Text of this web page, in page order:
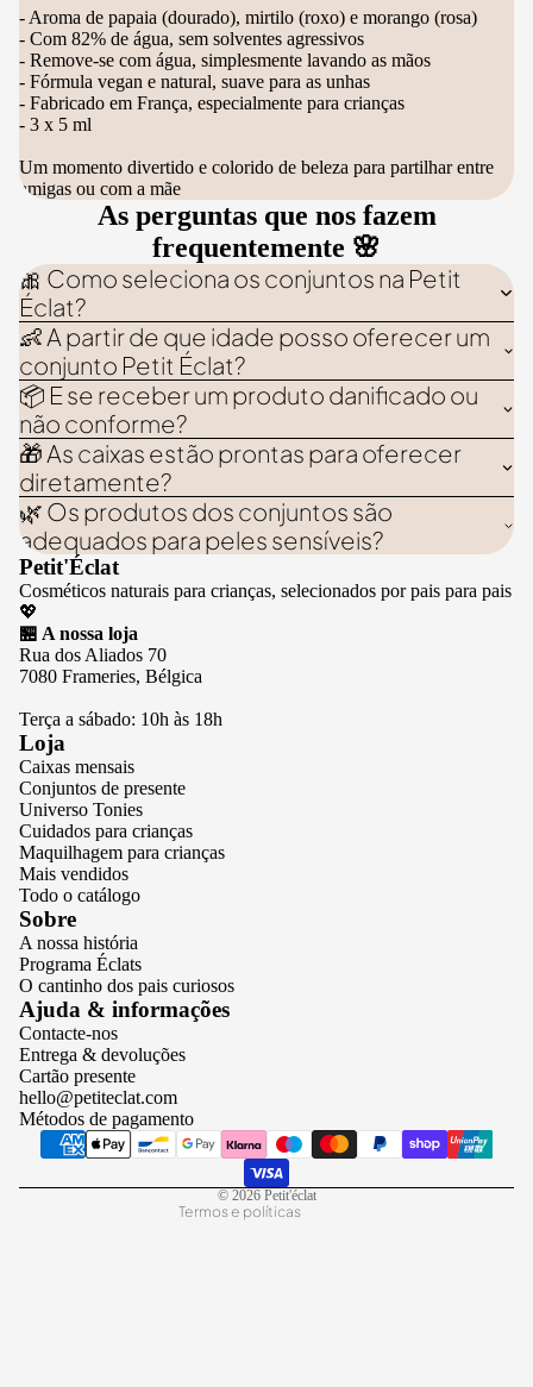
- Aroma de papaia (dourado), mirtilo (roxo) e morango (rosa)
- Com 82% de água, sem solventes agressivos
- Remove-se com água, simplesmente lavando as mãos
- Fórmula vegan e natural, suave para as unhas
- Fabricado em França, especialmente para crianças
- 3 x 5 ml
Um momento divertido e colorido de beleza para partilhar entre
amigas ou com a mãe
As perguntas que nos fazem
frequentemente 🌸
🎀 Como seleciona os conjuntos na Petit
Éclat?
👶 A partir de que idade posso oferecer um
conjunto Petit Éclat?
📦 E se receber um produto danificado ou
não conforme?
🎁 As caixas estão prontas para oferecer
diretamente?
🌿 Os produtos dos conjuntos são
adequados para peles sensíveis?
Petit'Éclat
Cosméticos naturais para crianças, selecionados por pais para pais
💖
🏪 A nossa loja
Rua dos Aliados 70
7080 Frameries, Bélgica
Terça a sábado: 10h às 18h
Loja
Caixas mensais
Conjuntos de presente
Universo Tonies
Cuidados para crianças
Maquilhagem para crianças
Mais vendidos
Todo o catálogo
Sobre
A nossa história
Programa Éclats
O cantinho dos pais curiosos
Ajuda & informações
Contacte-nos
Entrega & devoluções
Cartão presente
hello@petiteclat.com
Métodos de pagamento
© 2026 Petit'éclat
Termos e políticas
Política de privacidade
Termos do serviço
Política de reembolso
Política de envio
Aviso legal